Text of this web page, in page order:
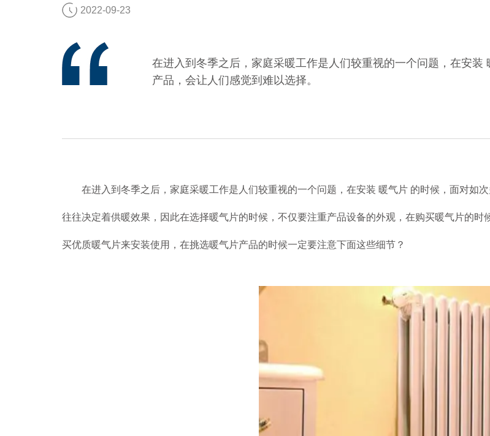
2022-09-23
在进入到冬季之后，家庭采暖工作是人们较重视的一个问题，在安装
产品，会让人们感觉到难以选择。
在进入到冬季之后，家庭采暖工作是人们较重视的一个问题，在安装 暖气片 的时候，面对如
往往决定着供暖效果，因此在选择暖气片的时候，不仅要注重产品设备的外观，在购买暖气片的时
买优质暖气片来安装使用，在挑选暖气片产品的时候一定要注意下面这些细节？